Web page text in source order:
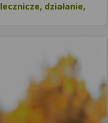
działanie,